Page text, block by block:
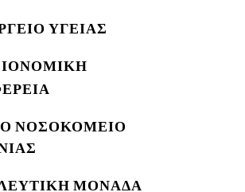
ΥΓΕΙΑΣ
ΝΟΣΟΚΟΜΕΙΟ
ΜΟΝΑΔΑ